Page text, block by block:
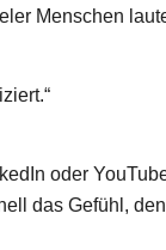
Menschen
oder
das Gefühl,